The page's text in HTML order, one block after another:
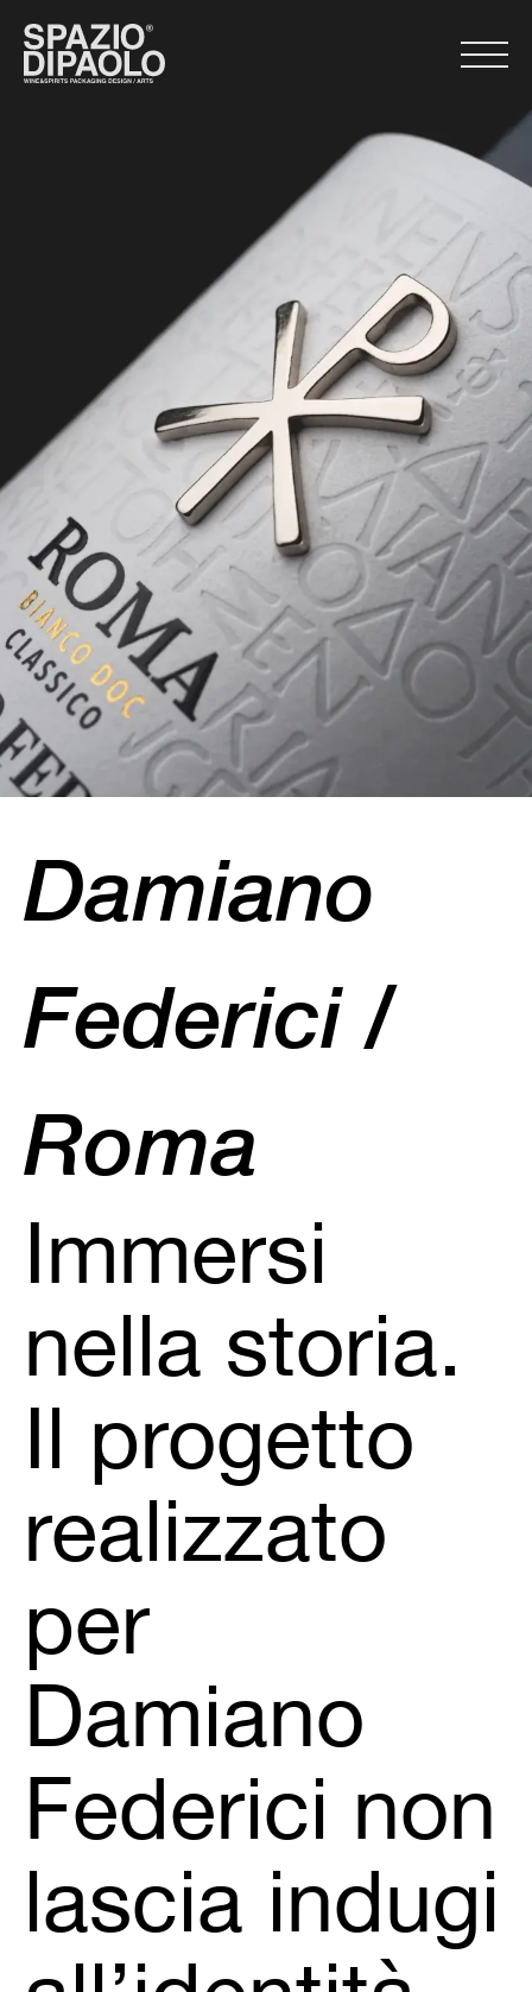
Damiano
Federici /
Roma
Immersi
nella storia.
Il progetto
realizzato
per
Damiano
Federici non
lascia indugi